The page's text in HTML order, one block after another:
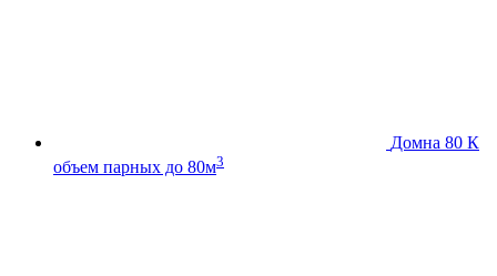
Домна 80 К
объем парных до 80м3